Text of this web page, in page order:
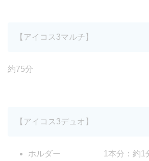
【アイコス3マルチ】
約75分
【アイコス3デュオ】
ホルダー 1本分：約1分